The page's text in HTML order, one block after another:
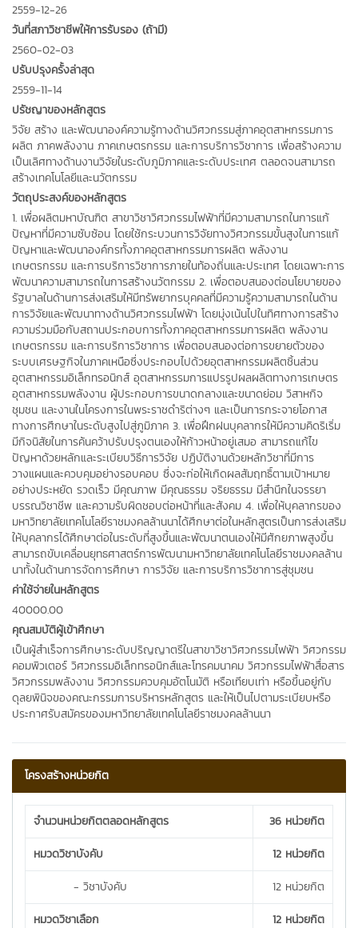
2559-12-26
วันที่สภาวิชาชีพให้การรับรอง (ถ้ามี)
2560-02-03
ปรับปรุงครั้งล่าสุด
2559-11-14
ปรัชญาของหลักสูตร
วิจัย สร้าง และพัฒนาองค์ความรู้ทางด้านวิศวกรรมสู่ภาคอุตสาหกรรมการ
ผลิต ภาคพลังงาน ภาคเกษตรกรรม และการบริการวิชาการ เพื่อสร้างความ
เป็นเลิศทางด้านงานวิจัยในระดับภูมิภาคและระดับประเทศ ตลอดจนสามารถ
สร้างเทคโนโลยีและนวัตกรรม
วัตถุประสงค์ของหลักสูตร
1. เพื่อผลิตมหาบัณฑิต สาขาวิชาวิศวกรรมไฟฟ้าที่มีความสามารถในการแก้
ปัญหาที่มีความซับซ้อน โดยใช้กระบวนการวิจัยทางวิศวกรรมขั้นสูงในการแก้
ปัญหาและพัฒนาองค์กรทั้งภาคอุตสาหกรรมการผลิต พลังงาน
เกษตรกรรม และการบริการวิชาการภายในท้องถิ่นและประเทศ โดยเฉพาะการ
พัฒนาความสามารถในการสร้างนวัตกรรม 2. เพื่อตอบสนองต่อนโยบายของ
รัฐบาลในด้านการส่งเสริมให้มีทรัพยากรบุคคลที่มีความรู้ความสามารถในด้าน
การวิจัยและพัฒนาทางด้านวิศวกรรมไฟฟ้า โดยมุ่งเน้นไปในทิศทางการสร้าง
ความร่วมมือกับสถานประกอบการทั้งภาคอุตสาหกรรมการผลิต พลังงาน
เกษตรกรรม และการบริการวิชาการ เพื่อตอบสนองต่อการขยายตัวของ
ระบบเศรษฐกิจในภาคเหนือซึ่งประกอบไปด้วยอุตสาหกรรมผลิตชิ้นส่วน
อุตสาหกรรมอิเล็กทรอนิกส์ อุตสาหกรรมการแปรรูปผลผลิตทางการเกษตร
อุตสาหกรรมพลังงาน ผู้ประกอบการขนาดกลางและขนาดย่อม วิสาหกิจ
ชุมชน และงานในโครงการในพระราชดำริต่างๆ และเป็นการกระจายโอกาส
ทางการศึกษาในระดับสูงไปสู่ภูมิภาค 3. เพื่อฝึกฝนบุคลากรให้มีความคิดริเริ่ม
มีกิจนิสัยในการค้นคว้าปรับปรุงตนเองให้ก้าวหน้าอยู่เสมอ สามารถแก้ไข
ปัญหาด้วยหลักและระเบียบวิธีการวิจัย ปฏิบัติงานด้วยหลักวิชาที่มีการ
วางแผนและควบคุมอย่างรอบคอบ ซึ่งจะก่อให้เกิดผลสัมฤทธิ์ตามเป้าหมาย
อย่างประหยัด รวดเร็ว มีคุณภาพ มีคุณธรรม จริยธรรม มีสำนึกในจรรยา
บรรณวิชาชีพ และความรับผิดชอบต่อหน้าที่และสังคม 4. เพื่อให้บุคลากรของ
มหาวิทยาลัยเทคโนโลยีราชมงคลล้านนาได้ศึกษาต่อในหลักสูตรเป็นการส่งเสริม
ให้บุคลากรได้ศึกษาต่อในระดับที่สูงขึ้นและพัฒนาตนเองให้มีศักยภาพสูงขึ้น
สามารถขับเคลื่อนยุทธศาสตร์การพัฒนามหาวิทยาลัยเทคโนโลยีราชมงคลล้าน
นาทั้งในด้านการจัดการศึกษา การวิจัย และการบริการวิชาการสู่ชุมชน
ค่าใช้จ่ายในหลักสูตร
40000.00
คุณสมบัติผู้เข้าศึกษา
เป็นผู้สำเร็จการศึกษาระดับปริญญาตรีในสาขาวิชาวิศวกรรมไฟฟ้า วิศวกรรม
คอมพิวเตอร์ วิศวกรรมอิเล็กทรอนิกส์และโทรคมนาคม วิศวกรรมไฟฟ้าสื่อสาร
วิศวกรรมพลังงาน วิศวกรรมควบคุมอัตโนมัติ หรือเทียบเท่า หรือขึ้นอยู่กับ
ดุลยพินิจของคณะกรรมการบริหารหลักสูตร และให้เป็นไปตามระเบียบหรือ
ประกาศรับสมัครของมหาวิทยาลัยเทคโนโลยีราชมงคลล้านนา
โครงสร้างหน่วยกิต
จำนวนหน่วยกิตตลอดหลักสูตร
36 หน่วยกิต
หมวดวิชาบังคับ
12 หน่วยกิต
- วิชาบังคับ
12 หน่วยกิต
หมวดวิชาเลือก
12 หน่วยกิต